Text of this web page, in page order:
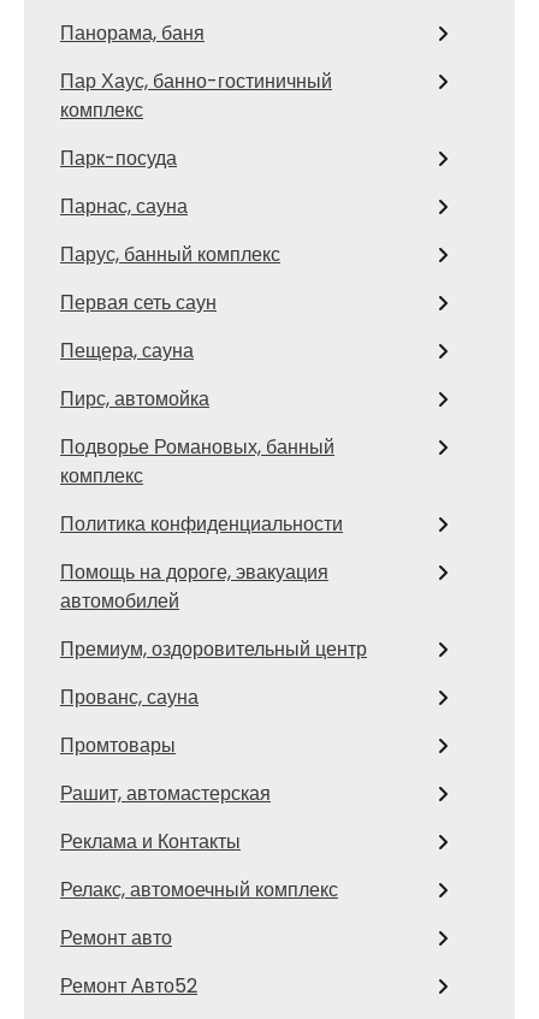
Панорама, баня
Пар Хаус, банно-гостиничный
комплекс
Парк-посуда
Парнас, сауна
Парус, банный комплекс
Первая сеть саун
Пещера, сауна
Пирс, автомойка
Подворье Романовых, банный
комплекс
Политика конфиденциальности
Помощь на дороге, эвакуация
автомобилей
Премиум, оздоровительный центр
Прованс, сауна
Промтовары
Рашит, автомастерская
Реклама и Контакты
Релакс, автомоечный комплекс
Ремонт авто
Ремонт Авто52